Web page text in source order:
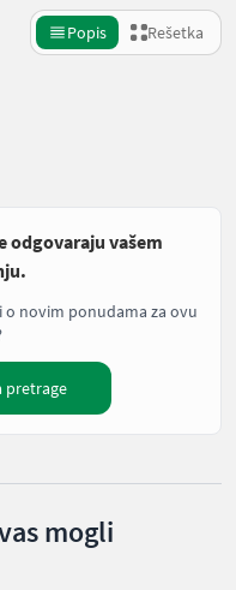
Popis Rešetka
odgovaraju vašem
novim ponudama za ovu
pretrage
mogli